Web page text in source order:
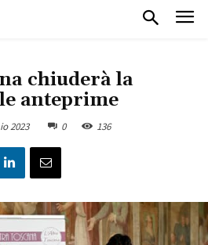
chiuderà la
anteprime
2023 0 136